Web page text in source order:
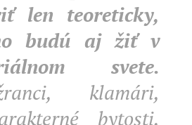
len teoreticky,
budú aj žiť v
svete.
klamári,
bytosti,